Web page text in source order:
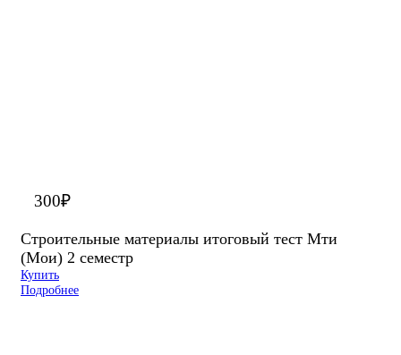
300₽
Строительные материалы итоговый тест Мти
(Мои) 2 семестр
Купить
Подробнее